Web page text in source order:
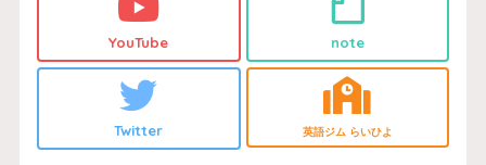
YouTube note
Twitter 英語ジム らいひよ